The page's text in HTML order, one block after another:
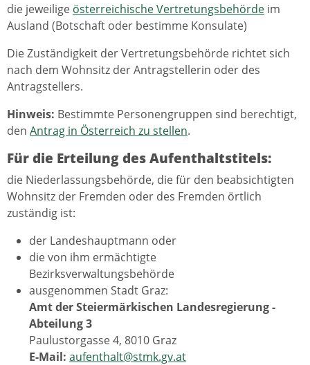
die jeweilige österreichische Vertretungsbehörde im
Ausland (Botschaft oder bestimme Konsulate)
Die Zuständigkeit der Vertretungsbehörde richtet sich
nach dem Wohnsitz der Antragstellerin oder des
Antragstellers.
Hinweis: Bestimmte Personengruppen sind berechtigt,
den Antrag in Österreich zu stellen.
Für die Erteilung des Aufenthaltstitels:
die Niederlassungsbehörde, die für den beabsichtigten
Wohnsitz der Fremden oder des Fremden örtlich
zuständig ist:
der Landeshauptmann oder
die von ihm ermächtigte
Bezirksverwaltungsbehörde
ausgenommen Stadt Graz:
Amt der Steiermärkischen Landesregierung -
Abteilung 3
Paulustorgasse 4, 8010 Graz
E-Mail: aufenthalt@stmk.gv.at